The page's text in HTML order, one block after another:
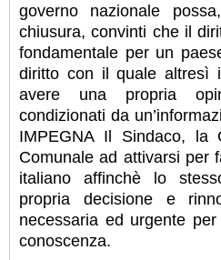
governo nazionale
chiusura, convinti che il
fondamentale per un
diritto con il quale altresì
avere una propria
condizionati da
IMPEGNA Il Sindaco, la
Comunale ad attivarsi per
italiano affinchè lo
propria decisione e
necessaria ed urgente
conoscenza.